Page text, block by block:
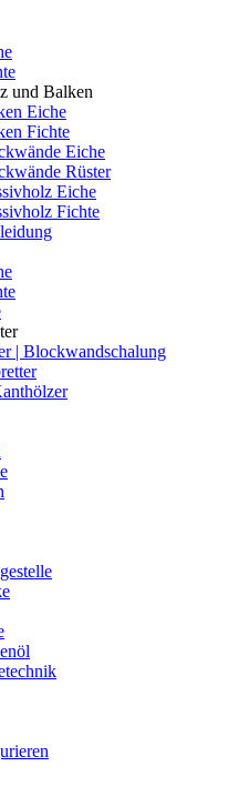
und Balken
Eiche
Fichte
Eiche
Rüster
Eiche
Fichte
| Blockwandschalung